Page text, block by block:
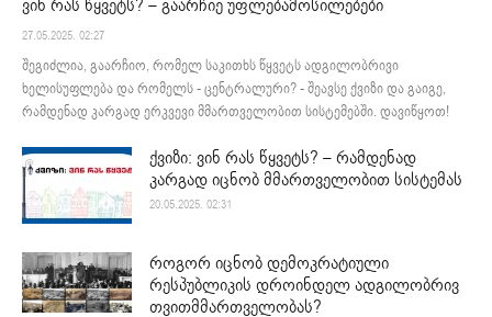
ვინ რას წყვეტს? – გაარჩიე უფლებამოსილებები
27.05.2025. 02:27
შეგიძლია, გაარჩიო, რომელ საკითხს წყვეტს ადგილობრივი
ხელისუფლება და რომელს - ცენტრალური? - შეავსე ქვიზი და გაიგე,
რამდენად კარგად ერკვევი მმართველობით სისტემებში. დავიწყოთ!
ქვიზი: ვინ რას წყვეტს? – რამდენად
კარგად იცნობ მმართველობით სისტემას
20.05.2025. 02:31
როგორ იცნობ დემოკრატიული
რესპუბლიკის დროინდელ ადგილობრივ
თვითმმართველობას?